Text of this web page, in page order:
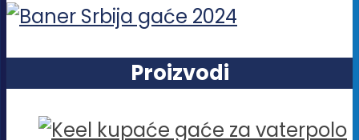
Proizvodi